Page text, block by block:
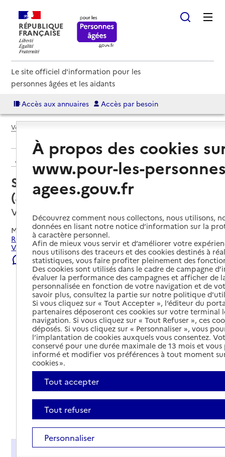
RÉPUBLIQUE
FRANÇAISE
Le site officiel d'information pour les
personnes âgées et les aidants
Accès aux annuaires Accès par besoin
Voir le fil d’Ariane
Retour aux résultats de l'annuaire
Service autonomie à domicile
(aide) – ADPAH
Vienne, ISERE
Mis à jour le22/07/2026
Rechercher les établissements et services autour de
Vienne.
Signaler une erreur
Présentation
À propos des cookies
www.pour-les-
agees.gouv.fr
Découvrez comment nous collectons, nous utilisons,
données en lisant notre notice d’information sur la
à caractère personnel.
Afin de mieux vous servir et d’améliorer votre
nous utilisons des traceurs et des cookies destinés à
statistiques, vous faire profiter pleinement des
Des cookies sont utilisés dans le cadre de campagne
évaluer la performance des campagnes et afficher de
personnalisée en fonction de votre navigation et de
savoir plus, consultez la partie sur notre politique
Si vous cliquez sur « Tout Accepter », l’éditeur du
partenaires déposeront ces cookies sur votre terminal
navigation. Si vous cliquez sur « Tout Refuser », ces
déposés. Si vous cliquez sur « Personnaliser », vous
l’implantation de cookies auxquels vous consentez.
conservé pour une durée maximale de 13 mois et
informé et modifier vos préférences à tout moment
cookies ».
Tout accepter
Tout refuser
Personnaliser